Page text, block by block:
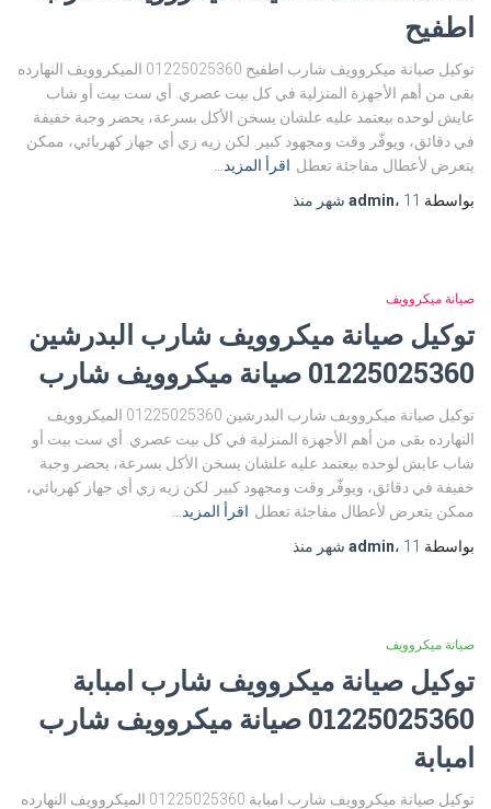
اطفيح
توكيل صيانة ميكروويف شارب اطفيح 01225025360 الميكروويف النهارده
بقى من أهم الأجهزة المنزلية في كل بيت عصري. أي ست بيت أو شاب
عايش لوحده بيعتمد عليه علشان يسخن الأكل بسرعة، يحضر وجبة خفيفة
في دقائق، ويوفّر وقت ومجهود كبير. لكن زيه زي أي جهاز كهربائي، ممكن
يتعرض لأعطال مفاجئة تعطل اقرأ المزيد…
بواسطة
admin، 11 شهر منذ
صيانة ميكروويف
توكيل صيانة ميكروويف شارب البدرشين
01225025360 صيانة ميكروويف شارب
توكيل صيانة ميكروويف شارب البدرشين 01225025360 الميكروويف
النهارده بقى من أهم الأجهزة المنزلية في كل بيت عصري. أي ست بيت أو
شاب عايش لوحده بيعتمد عليه علشان يسخن الأكل بسرعة، يحضر وجبة
خفيفة في دقائق، ويوفّر وقت ومجهود كبير. لكن زيه زي أي جهاز كهربائي،
ممكن يتعرض لأعطال مفاجئة تعطل اقرأ المزيد…
بواسطة
admin، 11 شهر منذ
صيانة ميكروويف
توكيل صيانة ميكروويف شارب امبابة
01225025360 صيانة ميكروويف شارب
امبابة
توكيل صيانة ميكروويف شارب امبابة 01225025360 الميكروويف النهارده